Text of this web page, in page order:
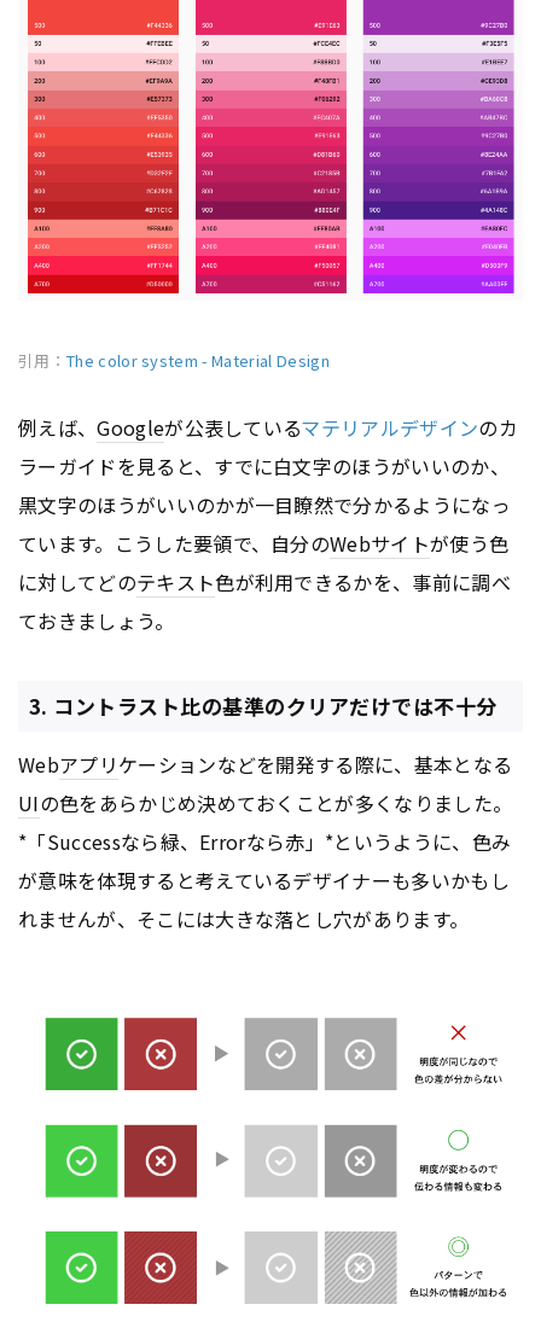
引用： The color system - Material Design
例えば、Googleが公表しているマテリアルデザインのカ
ラーガイドを見ると、すでに白文字のほうがいいのか、
黒文字のほうがいいのかが一目瞭然で分かるようになっ
ています。こうした要領で、自分のWebサイトが使う色
に対してどのテキスト色が利用できるかを、事前に調べ
ておきましょう。
3. コントラスト比の基準のクリアだけでは不十分
Webアプリケーションなどを開発する際に、基本となる
UIの色をあらかじめ決めておくことが多くなりました。
*「Successなら緑、Errorなら赤」*というように、色み
が意味を体現すると考えているデザイナーも多いかもし
れませんが、そこには大きな落とし穴があります。